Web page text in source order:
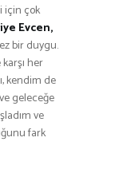
için çok
Evcen,
bir duygu.
her
kendim de
geleceğe
ve
fark